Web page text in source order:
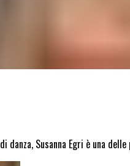
danza, Susanna Egri è una